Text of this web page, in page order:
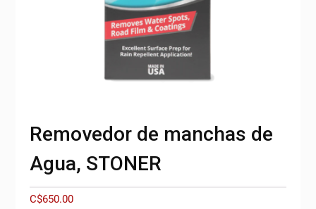
Removedor de manchas de
Agua, STONER
C$650.00